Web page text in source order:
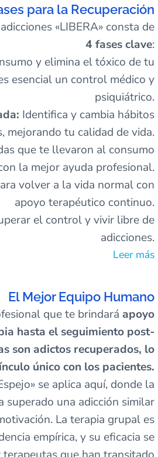
para la Recuperación
«LIBERA» consta de
4 fases clave:
y elimina el tóxico de tu
esencial un control médico y
psiquiátrico.
Identifica y cambia hábitos
mejorando tu calidad de vida.
que te llevaron al consumo
la mejor ayuda profesional.
volver a la vida normal con
apoyo terapéutico continuo.
el control y vivir libre de
adicciones.
Leer más
El Mejor Equipo Humano
que te brindará apoyo
hasta el seguimiento post-
son adictos recuperados, lo
único con los pacientes.
se aplica aquí, donde la
superado una adicción similar
La terapia grupal es
empírica, y su eficacia se